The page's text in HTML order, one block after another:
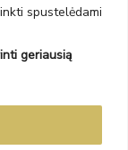
spustelėdami
geriausią